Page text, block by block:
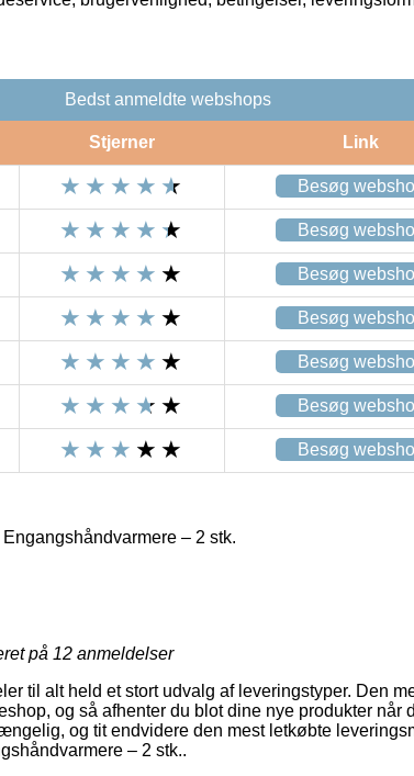
Bedst anmeldte webshops
Stjerner Link
Besøg
Besøg
Besøg
Besøg
Besøg
Besøg
Besøg
– 2 stk.
på 12 anmeldelser
til alt held et stort udvalg af leveringstyper. Den
og så afhenter du blot dine nye produkter når
og tit endvidere den mest letkøbte
– 2 stk..